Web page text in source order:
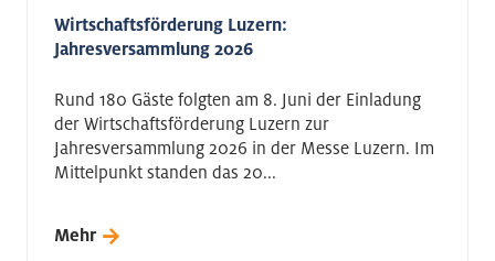
Wirtschaftsförderung Luzern:
Jahresversammlung 2026
Rund 180 Gäste folgten am 8. Juni der Einladung
der Wirtschaftsförderung Luzern zur
Jahresversammlung 2026 in der Messe Luzern. Im
Mittelpunkt standen das 20...
Mehr